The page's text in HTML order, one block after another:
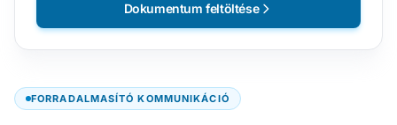
FORRADALMASÍTÓ KOMMUNIKÁCIÓ
Dokumentum feltöltése